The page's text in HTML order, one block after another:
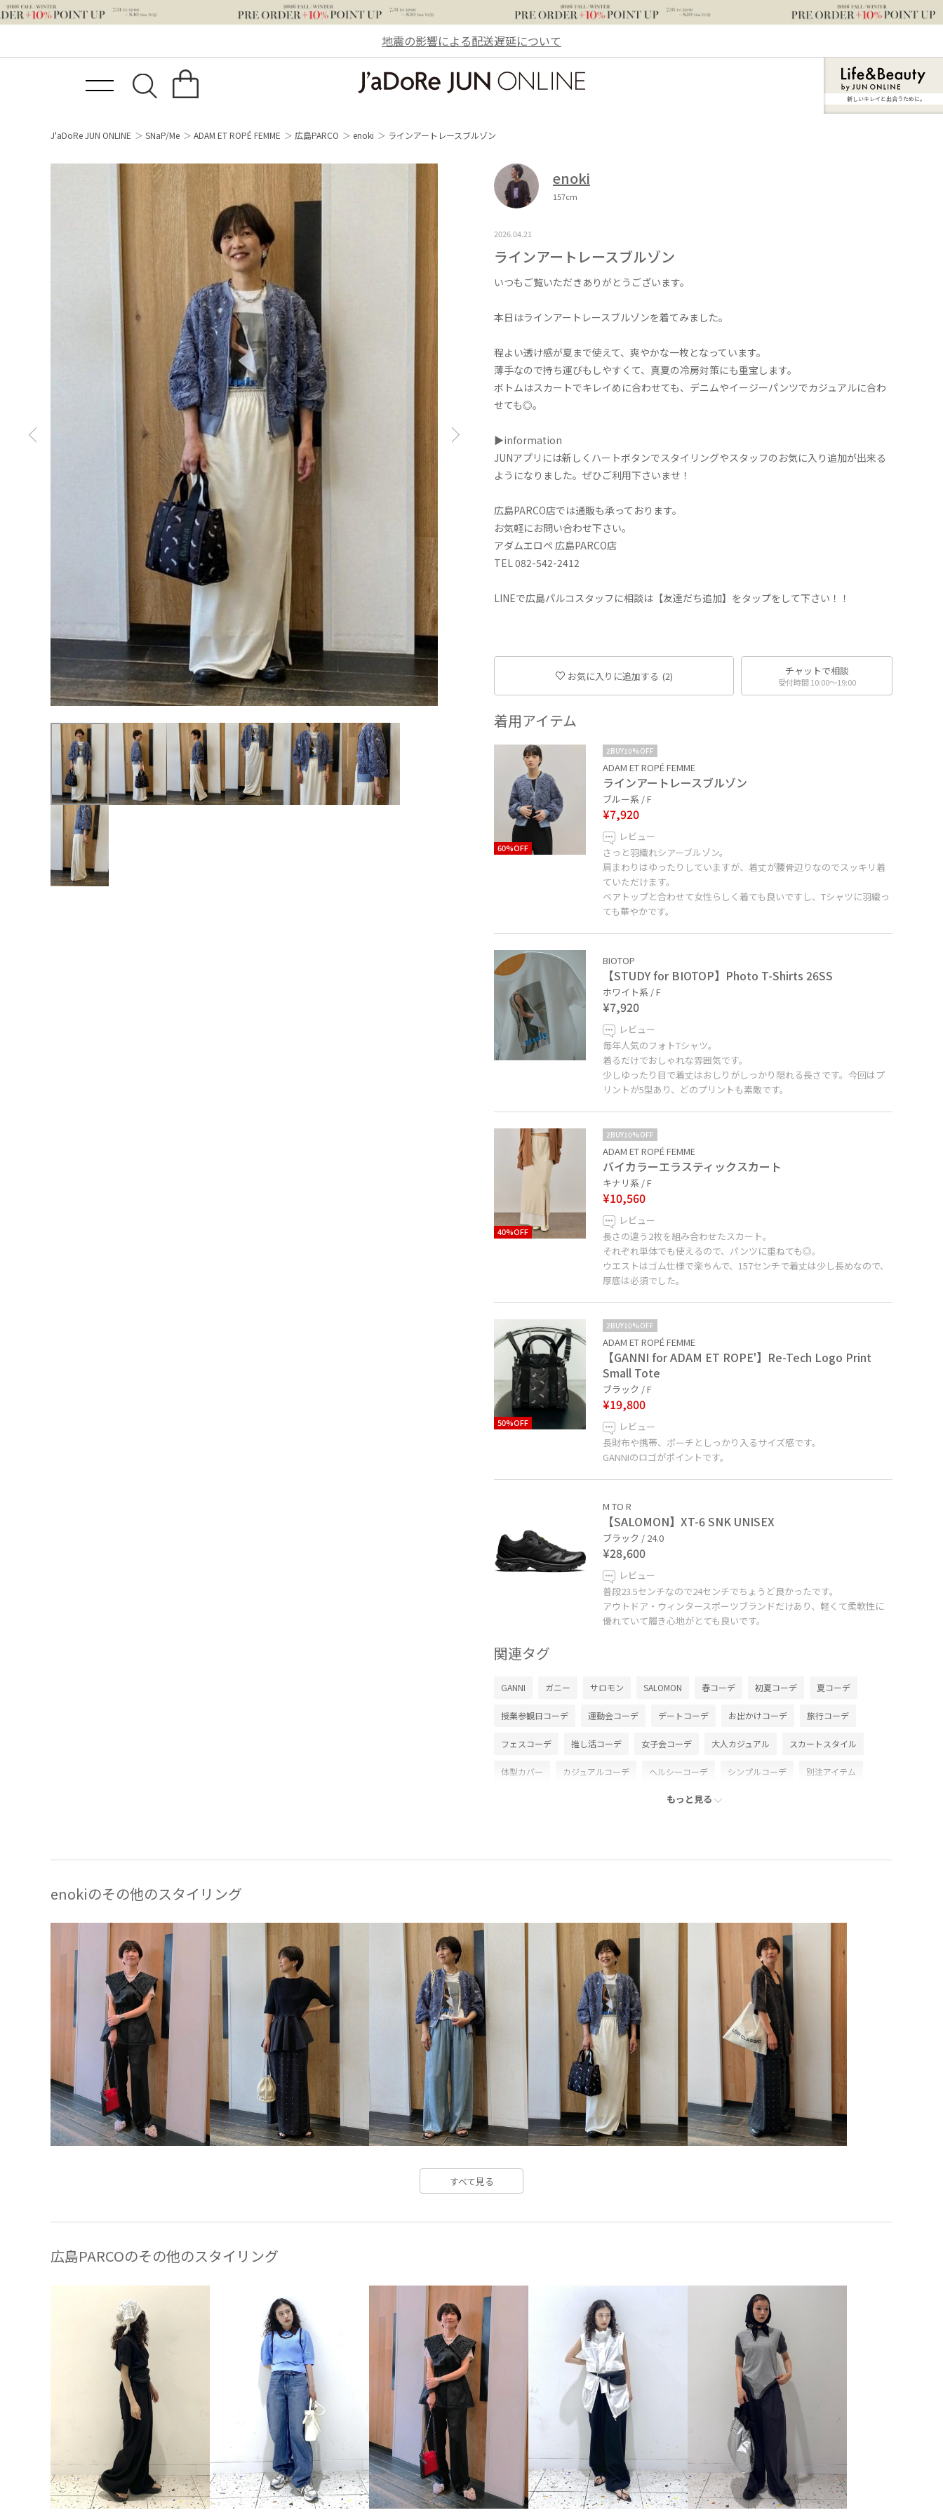
地震の影響による配送遅延について
新しいキレイと出合うために。
J'aDoRe JUN ONLINE SNaP/Me ADAM ET ROPÉ FEMME 広島PARCO enoki ラインアートレースブルゾン
enoki
157cm
2026.04.21
ラインアートレースブルゾン
いつもご覧いただきありがとうございます。
本日はラインアートレースブルゾンを着てみました。
程よい透け感が夏まで使えて、爽やかな一枚となっています。
薄手なので持ち運びもしやすくて、真夏の冷房対策にも重宝します。
ボトムはスカートでキレイめに合わせても、デニムやイージーパンツでカジュアルに合わ
せても◎。
▶information
JUNアプリには新しくハートボタンでスタイリングやスタッフのお気に入り追加が出来る
ようになりました。ぜひご利用下さいませ！
広島PARCO店では通販も承っております。
お気軽にお問い合わせ下さい。
アダムエロペ 広島PARCO店
TEL 082-542-2412
LINEで広島パルコスタッフに相談は【友達だち追加】をタップをして下さい！！
お気に入りに追加する (2) チャットで相談
受付時間 10:00〜19:00
着用アイテム
60%OFF
2BUY10%OFF
ADAM ET ROPÉ FEMME
ラインアートレースブルゾン
ブルー系 / F
¥7,920
レビュー
さっと羽織れシアーブルゾン。
肩まわりはゆったりしていますが、着丈が腰骨辺りなのでスッキリ着
ていただけます。
ベアトップと合わせて女性らしく着ても良いですし、Tシャツに羽織っ
ても華やかです。
BIOTOP
【STUDY for BIOTOP】Photo T-Shirts 26SS
ホワイト系 / F
¥7,920
レビュー
毎年人気のフォトTシャツ。
着るだけでおしゃれな雰囲気です。
少しゆったり目で着丈はおしりがしっかり隠れる長さです。今回はプ
リントが5型あり、どのプリントも素敵です。
40%OFF
2BUY10%OFF
ADAM ET ROPÉ FEMME
バイカラーエラスティックスカート
キナリ系 / F
¥10,560
レビュー
長さの違う2枚を組み合わせたスカート。
それぞれ単体でも使えるので、パンツに重ねても◎。
ウエストはゴム仕様で楽ちんで、157センチで着丈は少し長めなので、
厚底は必須でした。
50%OFF
2BUY10%OFF
ADAM ET ROPÉ FEMME
【GANNI for ADAM ET ROPE'】Re-Tech Logo Print
Small Tote
ブラック / F
¥19,800
レビュー
長財布や携帯、ポーチとしっかり入るサイズ感です。
GANNIのロゴがポイントです。
M TO R
【SALOMON】XT-6 SNK UNISEX
ブラック / 24.0
¥28,600
レビュー
普段23.5センチなので24センチでちょうど良かったです。
アウトドア・ウィンタースポーツブランドだけあり、軽くて柔軟性に
優れていて履き心地がとても良いです。
関連タグ
GANNI ガニー サロモン SALOMON 春コーデ 初夏コーデ 夏コーデ
授業参観日コーデ 運動会コーデ デートコーデ お出かけコーデ 旅行コーデ
フェスコーデ 推し活コーデ 女子会コーデ 大人カジュアル スカートスタイル
体型カバー カジュアルコーデ ヘルシーコーデ シンプルコーデ 別注アイテム
乾燥 トップス
ウエストタック カジュアル
シアー シャツ スキー スッキリ
タック デザイン性 デニムに合わせる トレンド感
パンツ フェミニン フライス素材 ブラウス ブランドロゴ
ベーシック ポーチ メッシュ モノグラム
リネンシャツ レイヤード レースアイテム ロング丈
丸みのあるフォルム 伸縮性 取り外し可能 取り外し可能なショルダー
合わせやすい 接触冷感 映える1枚 春夏 爽やか 着回しやすい
もっと見る
enokiのその他のスタイリング
すべて見る
広島PARCOのその他のスタイリング